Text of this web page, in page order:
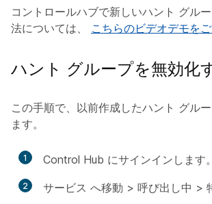
コントロールハブで新しいハント グル
法については、 こちらのビデオデモを
ハント グループを無効化
この手順で、以前作成したハント グル
ます。
1 Control Hub にサインインします。
2 サービス へ移動 > 呼び出し中 >